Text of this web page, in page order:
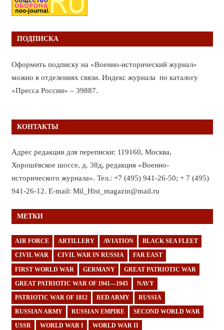
ПОДПИСКА
Оформить подписку на «Военно-исторический журнал»
можно в отделениях связи. Индекс журнала по каталогу
«Пресса России» – 39887.
КОНТАКТЫ
Адрес редакции для переписки: 119160, Москва,
Хорошёвское шоссе, д. 38д, редакция «Военно-
исторического журнала». Тел.: +7 (495) 941-26-50; + 7 (495)
941-26-12. E-mail: Mil_Hist_magazin@mail.ru
МЕТКИ
AIR FORCE ARTILLERY AVIATION BLACK SEA FLEET
CIVIL WAR CIVIL WAR IN RUSSIA FAR EAST
FIRST WORLD WAR GERMANY GREAT PATRIOTIC WAR
GREAT PATRIOTIC WAR OF 1941—1945 NAVY
PATRIOTIC WAR OF 1812 RED ARMY RUSSIA
RUSSIAN ARMY RUSSIAN EMPIRE SECOND WORLD WAR
USSR WORLD WAR I WORLD WAR II